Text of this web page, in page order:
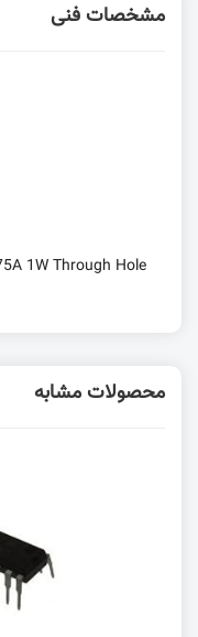
مشخصات فنی
1W Through Hole
محصولات مشابه